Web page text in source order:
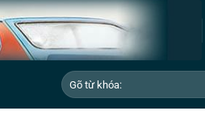
Tìm
kiếm: